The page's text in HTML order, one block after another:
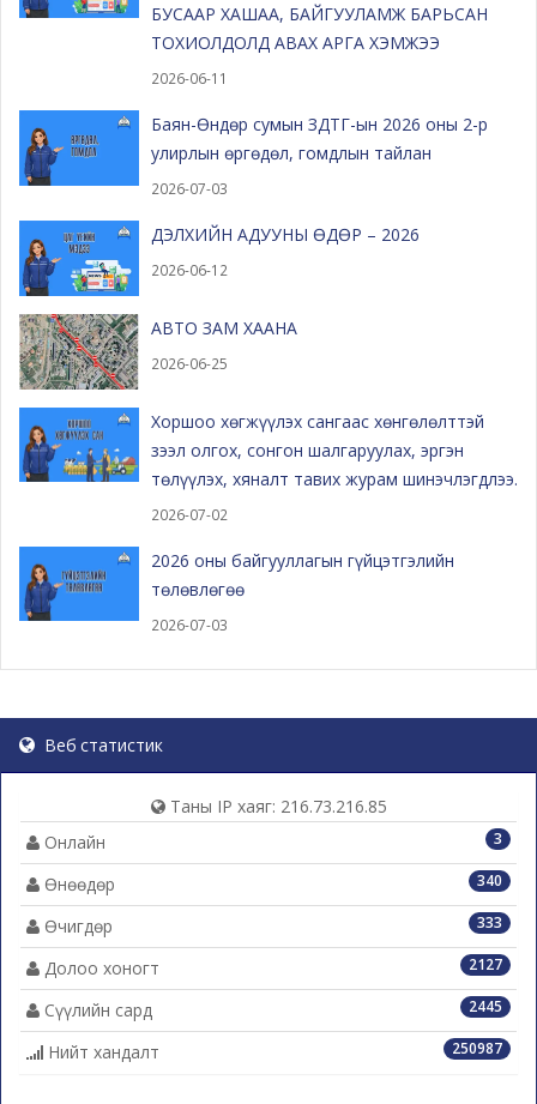
БУСААР ХАШАА, БАЙГУУЛАМЖ БАРЬСАН
ТОХИОЛДОЛД АВАХ АРГА ХЭМЖЭЭ
2026-06-11
Баян-Өндөр сумын ЗДТГ-ын 2026 оны 2-р
улирлын өргөдөл, гомдлын тайлан
2026-07-03
ДЭЛХИЙН АДУУНЫ ӨДӨР – 2026
2026-06-12
АВТО ЗАМ ХААНА
2026-06-25
Хоршоо хөгжүүлэх сангаас хөнгөлөлттэй
зээл олгох, сонгон шалгаруулах, эргэн
төлүүлэх, хяналт тавих журам шинэчлэгдлээ.
2026-07-02
2026 оны байгууллагын гүйцэтгэлийн
төлөвлөгөө
2026-07-03
Веб статистик
Таны IP хаяг: 216.73.216.85
3
Онлайн
340
Өнөөдөр
333
Өчигдөр
2127
Долоо хоногт
2445
Сүүлийн сард
250987
Нийт хандалт